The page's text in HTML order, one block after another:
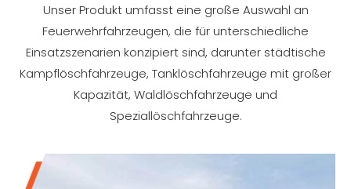
Unser Produkt umfasst eine große Auswahl an
Feuerwehrfahrzeugen, die für unterschiedliche
Einsatzszenarien konzipiert sind, darunter städtische
Kampflöschfahrzeuge, Tanklöschfahrzeuge mit großer
Kapazität, Waldlöschfahrzeuge und
Speziallöschfahrzeuge.